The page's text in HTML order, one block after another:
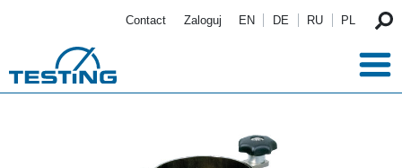
Contact Zaloguj EN DE RU PL